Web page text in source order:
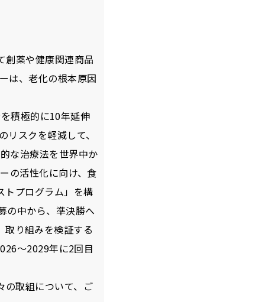
創薬や健康関連商品
は、老化の根本原因
積極的に10年延伸
スクを軽減して、
な治療法を世界中か
の活性化に向け、食
トプログラム」を構
の中から、準決勝へ
り組みを検証する
～2029年に2回目
の取組について、ご